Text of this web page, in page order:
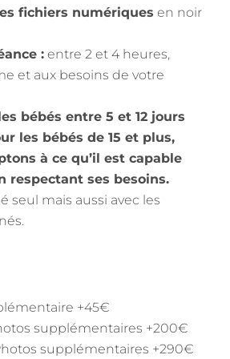
fichiers numériques en noir
: entre 2 et 4 heures,
et aux besoins de votre
bébés entre 5 et 12 jours
les bébés de 15 et plus,
à ce qu’il est capable
respectant ses besoins.
seul mais aussi avec les
+45€
supplémentaires +200€
supplémentaires +290€